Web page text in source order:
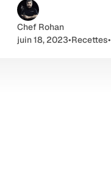
Chef Rohan
juin 18, 2023•Recettes•